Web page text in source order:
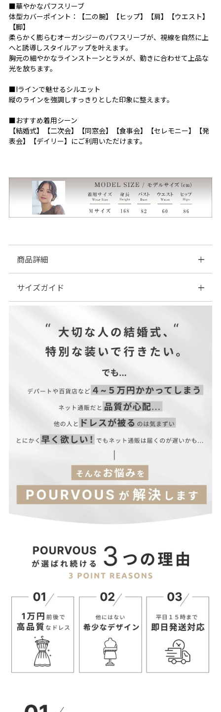
■華やかなパフスリーブ
体型カバーポイント：【二の腕】【ヒップ】【肩】【ウエスト】
【脚】
柔らかく膨らむオーガンジーのパフスリーブが、視線を自然に上
へと誘導しスタイルアップを叶えます。
胸元の細やかなラインストーンとラメが、動きに合わせて上品な
光を放ちます。
■Iラインで魅せるシルエット
縦のラインを強調しすっきりとした印象に整えます。
■おすすめ着用シーン
【結婚式】【二次会】【同窓会】【食事会】【セレモニー】【発
表会】【デイリー】にご利用いただけます。
商品詳細
■素材：表地 ポリエステル…100%
袖表地オーガンジー
ポリエステル…100%
■裏地：あり
※美しいシルエット・デザイン性を重視するため、コンシールフ
ァスナーを使用しています。
■透け感：あり（一部）
■光沢感：なし
サイズガイド
肩幅 バスト
ト
ヒップ
M
120 31 92 70 98 34
29
L
121 32 98 76 104 34.5 31